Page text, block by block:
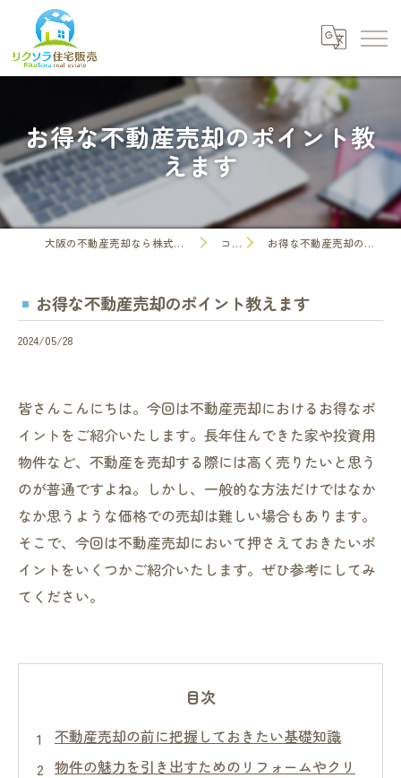
お得な不動産売却のポイント教
えます
大阪の不動産売却なら株式会社リクソラ住宅販売 コラム お得な不動産売却のポイント教えます
お得な不動産売却のポイント教えます
2024/05/28
皆さんこんにちは。今回は不動産売却におけるお得なポ
イントをご紹介いたします。長年住んできた家や投資用
物件など、不動産を売却する際には高く売りたいと思う
のが普通ですよね。しかし、一般的な方法だけではなか
なか思うような価格での売却は難しい場合もあります。
そこで、今回は不動産売却において押さえておきたいポ
イントをいくつかご紹介いたします。ぜひ参考にしてみ
てください。
目次
不動産売却の前に把握しておきたい基礎知識
物件の魅力を引き出すためのリフォームやクリ